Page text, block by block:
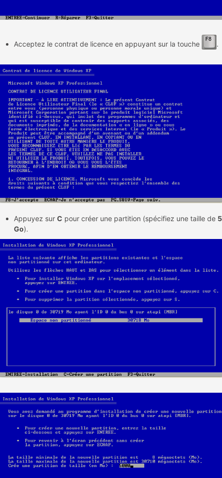
Acceptez le contrat de licence en appuyant sur la touche .
Appuyez sur C pour créer une partition (spécifiez une taille de 5
Go).